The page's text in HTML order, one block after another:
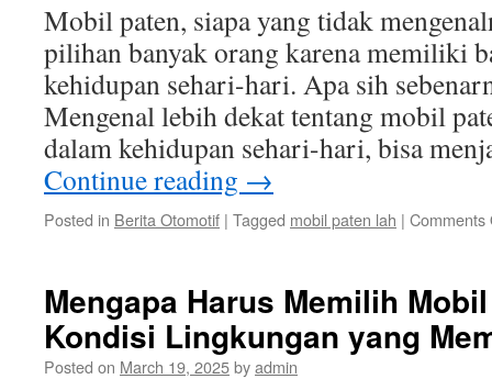
Mobil paten, siapa yang tidak
pilihan banyak orang karena memiliki
kehidupan sehari-hari. Apa sih
Mengenal lebih dekat tentang mobil
dalam kehidupan sehari-hari, bisa
Continue reading →
Posted in Berita Otomotif | Tagged mobil paten lah | Comments
Mengapa Harus Memilih
Kondisi Lingkungan yang
Posted on March 19, 2025byadmin